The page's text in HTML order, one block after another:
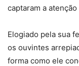
captaram a
Elogiado pela sua
os ouvintes
forma como ele